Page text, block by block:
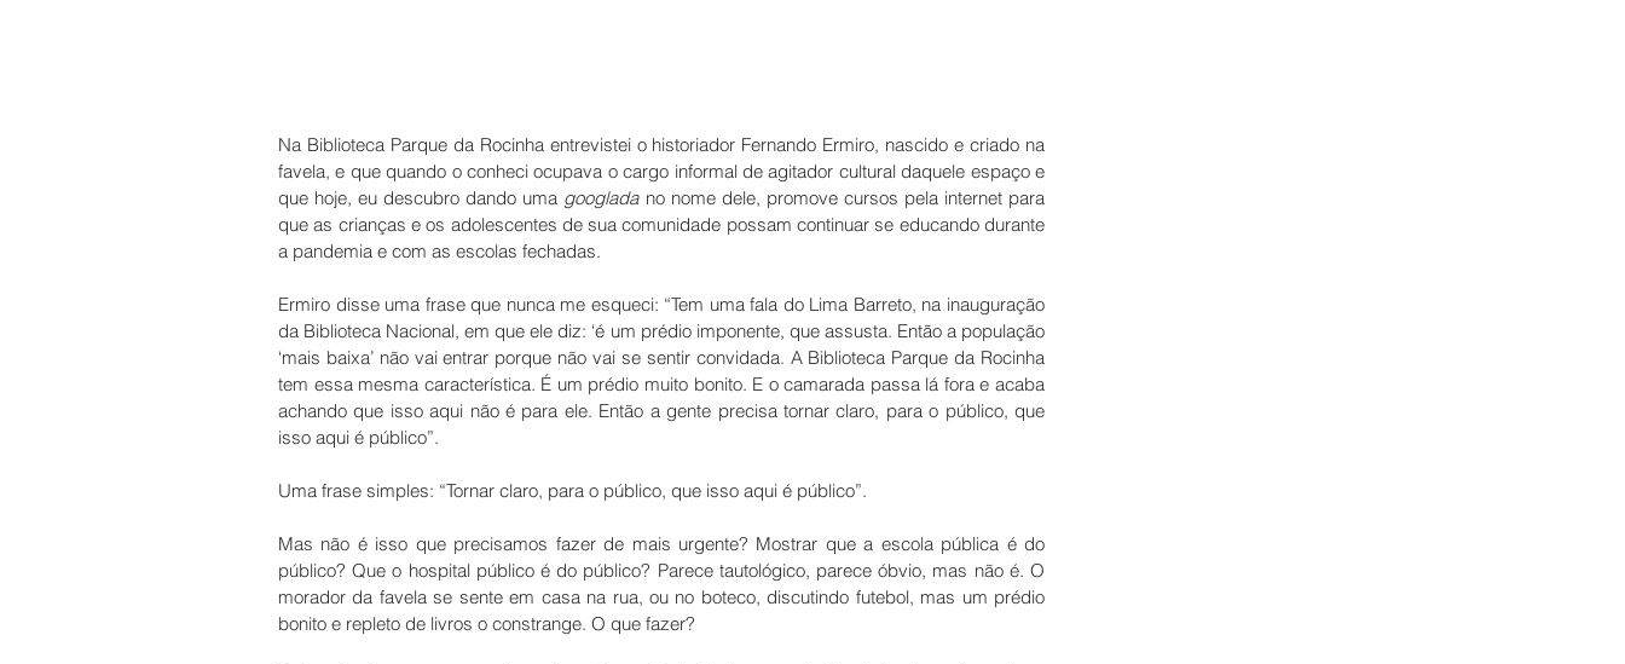
Na Biblioteca Parque da Rocinha entrevistei o historiador Fernando Ermiro, nascido e criado na
favela, e que quando o conheci ocupava o cargo informal de agitador cultural daquele espaço e
que hoje, eu descubro dando uma googlada no nome dele, promove cursos pela internet para
que as crianças e os adolescentes de sua comunidade possam continuar se educando durante
a pandemia e com as escolas fechadas.
Ermiro disse uma frase que nunca me esqueci: “Tem uma fala do Lima Barreto, na inauguração
da Biblioteca Nacional, em que ele diz: ‘é um prédio imponente, que assusta. Então a população
‘mais baixa’ não vai entrar porque não vai se sentir convidada. A Biblioteca Parque da Rocinha
tem essa mesma característica. É um prédio muito bonito. E o camarada passa lá fora e acaba
achando que isso aqui não é para ele. Então a gente precisa tornar claro, para o público, que
isso aqui é público”.
Uma frase simples: “Tornar claro, para o público, que isso aqui é público”.
Mas não é isso que precisamos fazer de mais urgente? Mostrar que a escola pública é do
público? Que o hospital público é do público? Parece tautológico, parece óbvio, mas não é. O
morador da favela se sente em casa na rua, ou no boteco, discutindo futebol, mas um prédio
bonito e repleto de livros o constrange. O que fazer?